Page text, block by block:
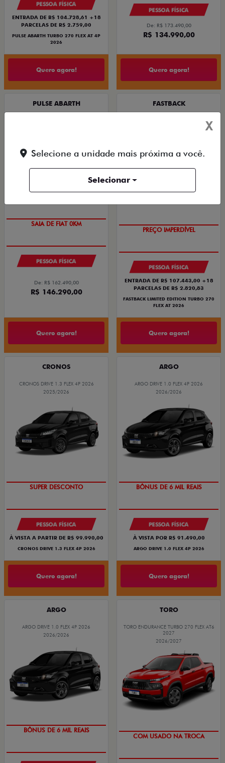
PESSOA FÍSICA
ENTRADA DE R$ 104.728,61 +18
PARCELAS DE R$ 2.759,00
PULSE ABARTH TURBO 270 FLEX AT 4P
2026
Quero agora!
PESSOA FÍSICA
De: R$ 173.490,00
R$ 134.990,00
Quero agora!
PULSE ABARTH
SAIA DE FIAT 0KM
PESSOA FÍSICA
De: R$ 162.490,00
R$ 146.290,00
Quero agora!
FASTBACK
FASTBACK LIMITED EDITION TURBO 270 FLEX
PREÇO IMPERDÍVEL
PESSOA FÍSICA
ENTRADA DE R$ 107.443,00 +18
PARCELAS DE R$ 2.820,83
FASTBACK LIMITED EDITION TURBO 270
FLEX AT 2026
Quero agora!
CRONOS
CRONOS DRIVE 1.3 FLEX 4P 2026
2025/2026
SUPER DESCONTO
PESSOA FÍSICA
À VISTA A PARTIR DE R$ 99.990,00
CRONOS DRIVE 1.3 FLEX 4P 2026
Quero agora!
ARGO
ARGO DRIVE 1.0 FLEX 4P 2026
2026/2026
BÔNUS DE 6 MIL REAIS
PESSOA FÍSICA
À VISTA POR R$ 91.490,00
ARGO DRIVE 1.0 FLEX 4P 2026
Quero agora!
ARGO
ARGO DRIVE 1.0 FLEX 4P 2026
2026/2026
BÔNUS DE 6 MIL REAIS
TORO
TORO ENDURANCE TURBO 270 FLEX AT6
2027
2026/2027
COM USADO NA TROCA
X
Selecione a unidade mais próxima a você.
Selecionar